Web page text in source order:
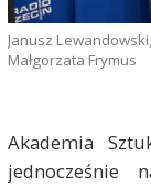
Janusz
Małgorzata Frymus
Akademia
jednocześnie